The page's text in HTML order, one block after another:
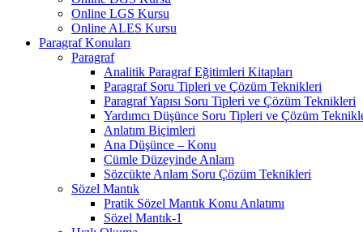
Online LGS Kursu
Online ALES Kursu
Paragraf Konuları
Paragraf
Analitik Paragraf Eğitimleri Kitapları
Paragraf Soru Tipleri ve Çözüm Teknikleri
Paragraf Yapısı Soru Tipleri ve Çözüm Teknikleri
Yardımcı Düşünce Soru Tipleri ve Çözüm
Anlatım Biçimleri
Ana Düşünce – Konu
Cümle Düzeyinde Anlam
Sözcükte Anlam Soru Çözüm Teknikleri
Sözel Mantık
Pratik Sözel Mantık Konu Anlatımı
Sözel Mantık-1